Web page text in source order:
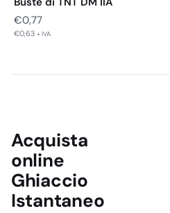
€0,77
€0,63 + IVA
Acquista
online
Ghiaccio
Istantaneo